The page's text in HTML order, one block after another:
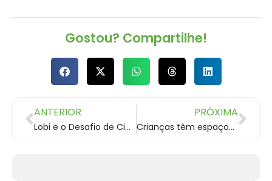
Gostou? Compartilhe!
ANTERIOR
Lobi e o Desafio de Cicloturismo do Dia do Trabalhador em Jaguariaíva
PRÓXIMA
Crianças têm espaços especiais em Curitiba; Pedale com o Lobi